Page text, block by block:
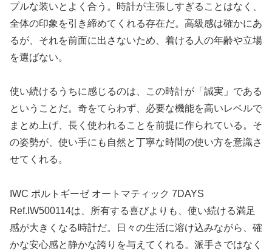
プルな装いとよく合う。時計が主張しすぎることはなく、
全体の印象を引き締めてくれる存在だ。高級感は確かにあ
るが、それを前面に出さないため、着ける人の年齢や立場
を選ばない。
使い続けるうちに感じるのは、この時計が「誠実」である
ということだ。奇をてらわず、必要な機能を高いレベルで
まとめ上げ、長く使われることを前提に作られている。そ
の姿勢が、使い手にも自然と丁寧な時間の使い方を意識さ
せてくれる。
IWC ポルトギーゼ オートマティック 7DAYS
Ref.IW500114は、所有する喜びよりも、使い続ける満足
感が大きくなる時計だ。日々の生活に溶け込みながら、確
かな安心感と静かな誇りを与えてくれる。派手さではなく